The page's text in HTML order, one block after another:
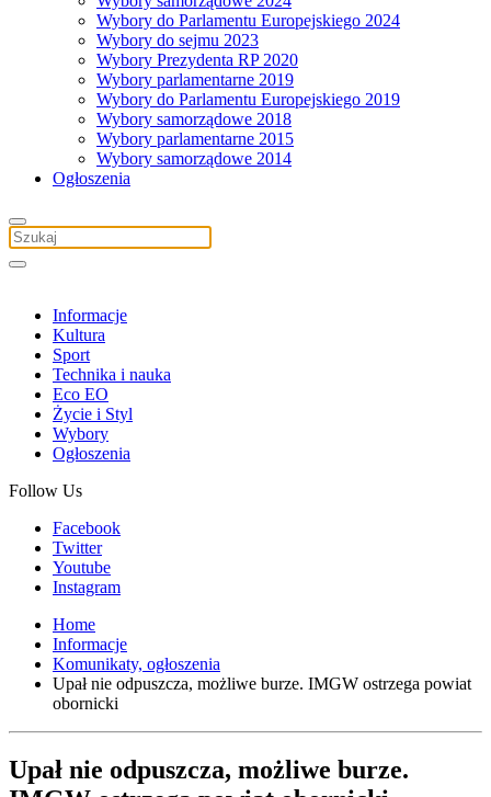
Wybory do Parlamentu Europejskiego 2024
Wybory do sejmu 2023
Wybory Prezydenta RP 2020
Wybory parlamentarne 2019
Wybory do Parlamentu Europejskiego 2019
Wybory samorządowe 2018
Wybory parlamentarne 2015
Wybory samorządowe 2014
Ogłoszenia
Informacje
Kultura
Sport
Technika i nauka
Eco EO
Życie i Styl
Wybory
Ogłoszenia
Follow Us
Facebook
Twitter
Youtube
Instagram
Home
Informacje
Komunikaty, ogłoszenia
Upał nie odpuszcza, możliwe burze. IMGW ostrzega powiat
obornicki
Upał nie odpuszcza, możliwe burze.